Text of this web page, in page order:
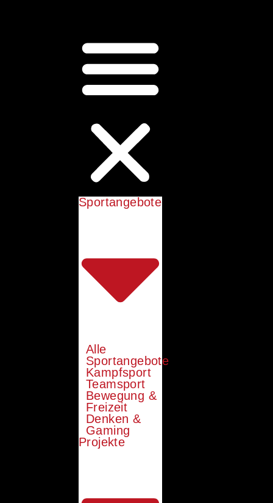
Sportangebote
Alle
Sportangebote
Kampfsport
Teamsport
Bewegung &
Freizeit
Denken &
Gaming
Projekte